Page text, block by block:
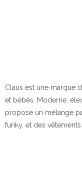
Claus est une marque
et bébés. Moderne,
propose un mélange
funky, et des